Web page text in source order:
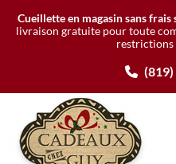
Cueillette en magasin sans
livraison gratuite pour toute
restrictions